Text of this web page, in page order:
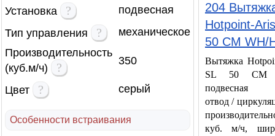
Установка
?
подвесная
Тип управления
?
механическое
Производительность
(куб.м/ч)
? 350
Цвет ? серый
Особенности встраивания
204
Hotpoint-
50 CM WH/
Вытяжка
SL 50 CM
подвесная
отвод /
куб. м/ч,